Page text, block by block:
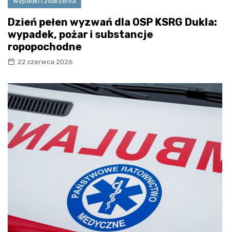
Dzień pełen wyzwań dla OSP KSRG Dukla:
wypadek, pożar i substancje
ropopochodne
22 czerwca 2026